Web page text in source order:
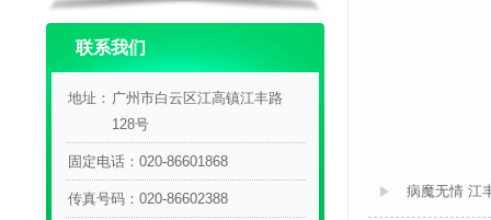
联系我们
地址： 广州市白云区江高镇江丰路
128号
固定电话： 020-86601868
传真号码： 020-86602388 病魔无情 江